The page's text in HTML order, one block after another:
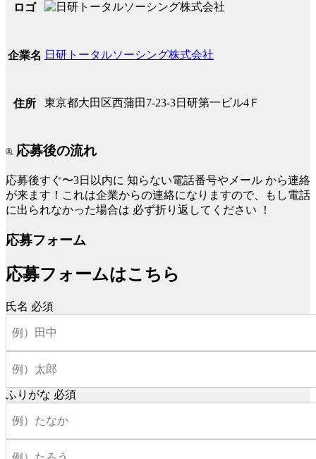
ロゴ
企業名 日研トータルソーシング株式会社
住所 東京都大田区西蒲田7-23-3日研第一ビル4Ｆ
応募後の流れ
応募後すぐ〜3日以内に 知らない電話番号やメール から連絡
が来ます！これは企業からの連絡になりますので、もし電話
に出られなかった場合は 必ず折り返してください ！
応募フォーム
応募フォームはこちら
氏名 必須
ふりがな 必須